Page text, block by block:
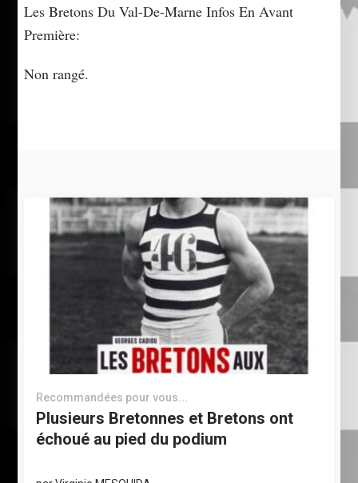
Les Bretons Du Val-De-Marne Infos En Avant
Première:
Non rangé.
Recommandées pour vous...
Plusieurs Bretonnes et Bretons ont
échoué au pied du podium